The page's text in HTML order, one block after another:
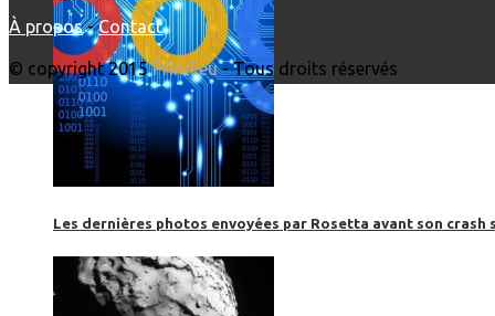
Les dernières photos envoyées par Rosetta avant son crash
À propos-Contact
© copyright 2015Printf.eu- Tous droits réservés